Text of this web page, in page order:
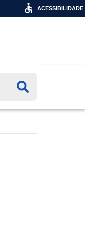
ACESSIBILIDADE